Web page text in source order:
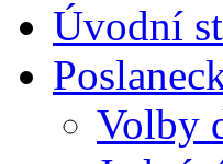
Úvodní
Volby